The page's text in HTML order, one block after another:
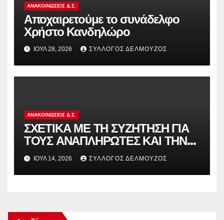
ΑΝΑΚΟΙΝΏΣΕΙΣ Δ.Σ.
Αποχαιρετούμε το συνάδελφο
Χρήστο Κανδηλώρο
ΙΟΎΛ 28, 2026 ΣΎΛΛΟΓΟΣ ΔΕΛΜΟΎΖΟΣ
ΑΝΑΚΟΙΝΏΣΕΙΣ Δ.Σ.
ΣΧΕΤΙΚΑ ΜΕ ΤΗ ΣΥΖΗΤΗΣΗ ΓΙΑ
ΤΟΥΣ ΑΝΑΠΛΗΡΩΤΕΣ ΚΑΙ ΤΗΝ
ΠΑΡΑΠΟΜΠΗ ΤΗΣ ΕΛΛΑΔΑΣ
ΣΤΟ ΕΥΡΩΠΑΪΚΟ ΔΙΚΑΣΤΗΡΙΟ
ΙΟΎΛ 14, 2026 ΣΎΛΛΟΓΟΣ ΔΕΛΜΟΎΖΟΣ